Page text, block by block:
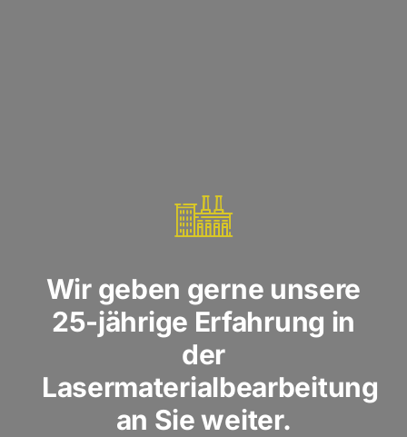
Wir geben gerne unsere
25-jährige Erfahrung in
der
Lasermaterialbearbeitung
an Sie weiter.